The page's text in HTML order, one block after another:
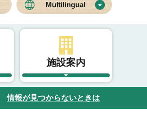
Multilingual
施設案内
情報が見つからないときは